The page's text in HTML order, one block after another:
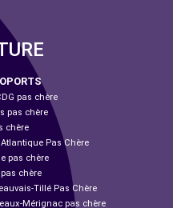
pas chère
pas chère
chère
Pas Chère
pas chère
chère
Tillé Pas Chère
Mérignac pas chère